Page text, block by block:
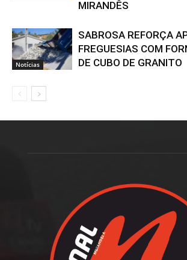
MIRANDÊS
Notícias
SABROSA REFORÇA
FREGUESIAS COM
DE CUBO DE GRANITO